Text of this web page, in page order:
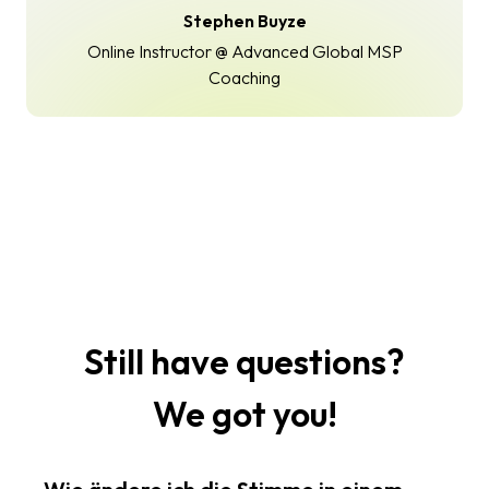
Stephen Buyze
Online Instructor @ Advanced Global MSP
Coaching
Still have questions?
We got you!